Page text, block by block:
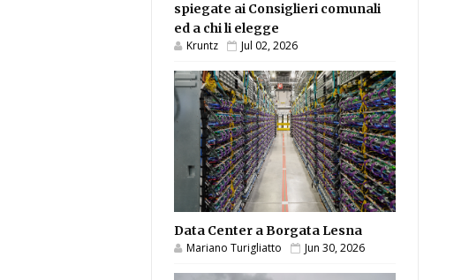
spiegate ai Consiglieri comunali
ed a chi li elegge
Kruntz Jul 02, 2026
Data Center a Borgata Lesna
Mariano Turigliatto Jun 30, 2026